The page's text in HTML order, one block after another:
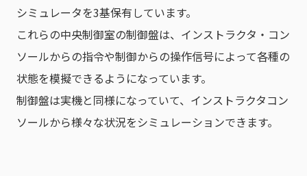
シミュレータを3基保有しています。
これらの中央制御室の制御盤は、インストラクタ・コン
ソールからの指令や制御からの操作信号によって各種の
状態を模擬できるようになっています。
制御盤は実機と同様になっていて、インストラクタコン
ソールから様々な状況をシミュレーションできます。